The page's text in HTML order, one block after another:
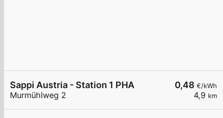
0,48 €/kWh
4,9 km
Sappi Austria - Station 1 PHA
Murmühlweg 2